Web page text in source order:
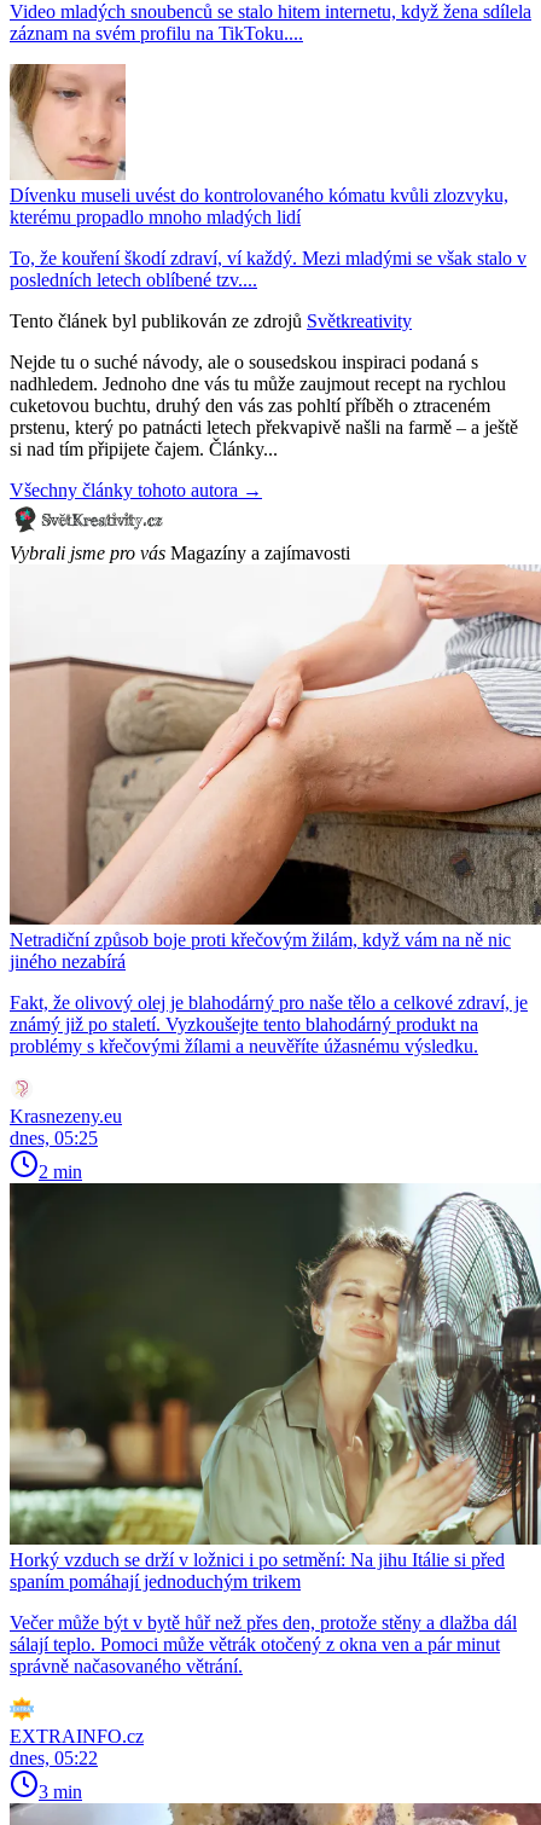
Video mladých snoubenců se stalo hitem internetu, když žena sdílela
záznam na svém profilu na TikToku....
Dívenku museli uvést do kontrolovaného kómatu kvůli zlozvyku,
kterému propadlo mnoho mladých lidí
To, že kouření škodí zdraví, ví každý. Mezi mladými se však stalo v
posledních letech oblíbené tzv....
Tento článek byl publikován ze zdrojů Světkreativity
Nejde tu o suché návody, ale o sousedskou inspiraci podaná s
nadhledem. Jednoho dne vás tu může zaujmout recept na rychlou
cuketovou buchtu, druhý den vás zas pohltí příběh o ztraceném
prstenu, který po patnácti letech překvapivě našli na farmě – a ještě
si nad tím připijete čajem. Články...
Všechny články tohoto autora →
Vybrali jsme pro vás Magazíny a zajímavosti
Netradiční způsob boje proti křečovým žilám, když vám na ně nic
jiného nezabírá
Fakt, že olivový olej je blahodárný pro naše tělo a celkové zdraví, je
známý již po staletí. Vyzkoušejte tento blahodárný produkt na
problémy s křečovými žílami a neuvěříte úžasnému výsledku.
Krasnezeny.eu
dnes, 05:25
2 min
Horký vzduch se drží v ložnici i po setmění: Na jihu Itálie si před
spaním pomáhají jednoduchým trikem
Večer může být v bytě hůř než přes den, protože stěny a dlažba dál
sálají teplo. Pomoci může větrák otočený z okna ven a pár minut
správně načasovaného větrání.
EXTRAINFO.cz
dnes, 05:22
3 min